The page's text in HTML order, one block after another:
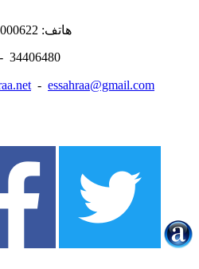
هاتف: 25000622 - 45250731 - 45255931
- essahraa@gmail.com